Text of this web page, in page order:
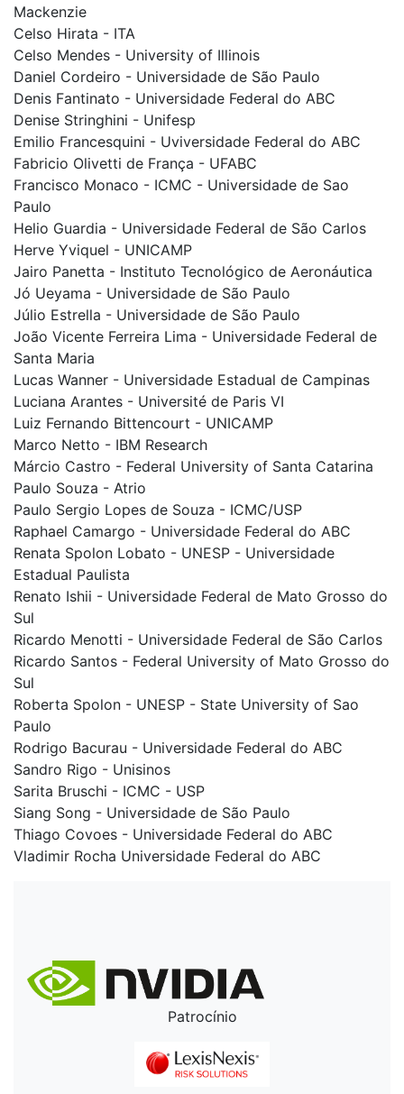
Mackenzie
Celso Hirata - ITA
Celso Mendes - University of Illinois
Daniel Cordeiro - Universidade de São Paulo
Denis Fantinato - Universidade Federal do ABC
Denise Stringhini - Unifesp
Emilio Francesquini - Uviversidade Federal do ABC
Fabricio Olivetti de França - UFABC
Francisco Monaco - ICMC - Universidade de Sao
Paulo
Helio Guardia - Universidade Federal de São Carlos
Herve Yviquel - UNICAMP
Jairo Panetta - Instituto Tecnológico de Aeronáutica
Jó Ueyama - Universidade de São Paulo
Júlio Estrella - Universidade de São Paulo
João Vicente Ferreira Lima - Universidade Federal de
Santa Maria
Lucas Wanner - Universidade Estadual de Campinas
Luciana Arantes - Université de Paris VI
Luiz Fernando Bittencourt - UNICAMP
Marco Netto - IBM Research
Márcio Castro - Federal University of Santa Catarina
Paulo Souza - Atrio
Paulo Sergio Lopes de Souza - ICMC/USP
Raphael Camargo - Universidade Federal do ABC
Renata Spolon Lobato - UNESP - Universidade
Estadual Paulista
Renato Ishii - Universidade Federal de Mato Grosso do
Sul
Ricardo Menotti - Universidade Federal de São Carlos
Ricardo Santos - Federal University of Mato Grosso do
Sul
Roberta Spolon - UNESP - State University of Sao
Paulo
Rodrigo Bacurau - Universidade Federal do ABC
Sandro Rigo - Unisinos
Sarita Bruschi - ICMC - USP
Siang Song - Universidade de São Paulo
Thiago Covoes - Universidade Federal do ABC
Vladimir Rocha Universidade Federal do ABC
Patrocínio